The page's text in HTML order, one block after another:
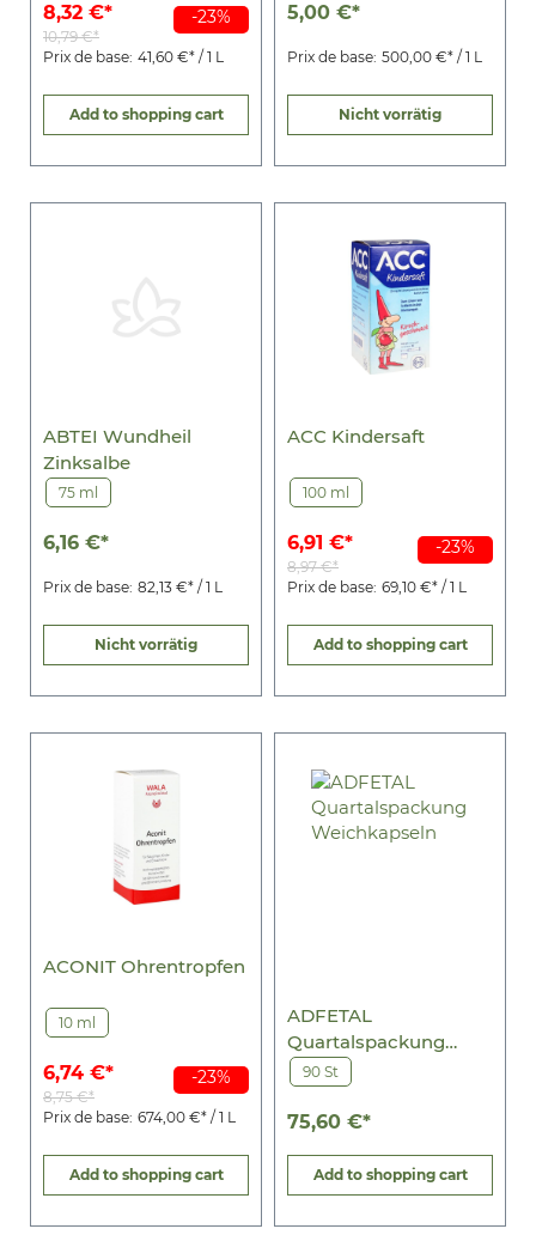
-23%
8,32 €*
10,79 €*
Prix de base: 41,60 €* / 1 L
Add to shopping cart
5,00 €*
Prix de base: 500,00 €* / 1 L
Nicht vorrätig
ABTEI Wundheil
Zinksalbe
75 ml
6,16 €*
Prix de base: 82,13 €* / 1 L
Nicht vorrätig
-23%
ACC Kindersaft
100 ml
6,91 €*
8,97 €*
Prix de base: 69,10 €* / 1 L
Add to shopping cart
-23%
ACONIT Ohrentropfen
10 ml
6,74 €*
8,75 €*
Prix de base: 674,00 €* / 1 L
Add to shopping cart
ADFETAL
Quartalspackung
Weichkapseln
90 St
75,60 €*
Add to shopping cart